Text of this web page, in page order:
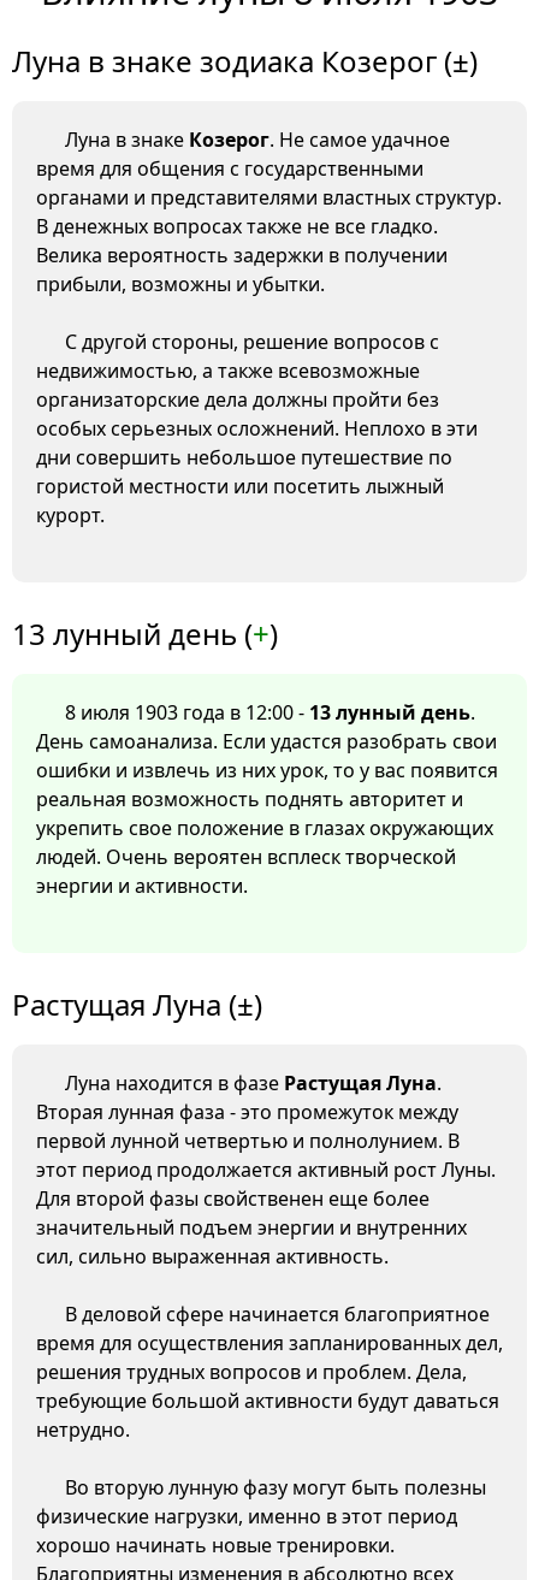
Луна в знаке зодиака Козерог (±)
Луна в знаке Козерог. Не самое удачное
время для общения с государственными
органами и представителями властных структур.
В денежных вопросах также не все гладко.
Велика вероятность задержки в получении
прибыли, возможны и убытки.
С другой стороны, решение вопросов с
недвижимостью, а также всевозможные
организаторские дела должны пройти без
особых серьезных осложнений. Неплохо в эти
дни совершить небольшое путешествие по
гористой местности или посетить лыжный
курорт.
13 лунный день (+)
8 июля 1903 года в 12:00 - 13 лунный день.
День самоанализа. Если удастся разобрать свои
ошибки и извлечь из них урок, то у вас появится
реальная возможность поднять авторитет и
укрепить свое положение в глазах окружающих
людей. Очень вероятен всплеск творческой
энергии и активности.
Растущая Луна (±)
Луна находится в фазе Растущая Луна.
Вторая лунная фаза - это промежуток между
первой лунной четвертью и полнолунием. В
этот период продолжается активный рост Луны.
Для второй фазы свойственен еще более
значительный подъем энергии и внутренних
сил, сильно выраженная активность.
В деловой сфере начинается благоприятное
время для осуществления запланированных дел,
решения трудных вопросов и проблем. Дела,
требующие большой активности будут даваться
нетрудно.
Во вторую лунную фазу могут быть полезны
физические нагрузки, именно в этот период
хорошо начинать новые тренировки.
Благоприятны изменения в абсолютно всех